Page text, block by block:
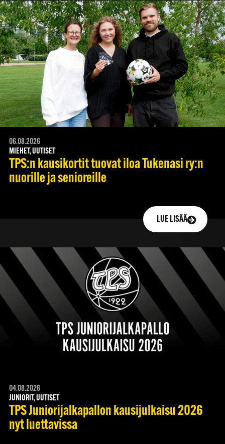
06.08.2026
MIEHET, UUTISET
TPS:n kausikortit tuovat iloa Tukenasi ry:n
nuorille ja senioreille
LUE LISÄÄ
04.08.2026
JUNIORIT, UUTISET
TPS Juniorijalkapallon kausijulkaisu 2026
nyt luettavissa